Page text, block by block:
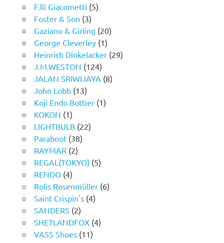
F.lli Giacometti (5)
Foster & Son (3)
Gaziano & Girling (20)
George Cleverley(1)
Heinrich Dinkelacker(29)
J.M.WESTON (124)
JALAN SRIWIJAYA (8)
John Lobb(13)
Koji Endo Bottier(1)
KOKON (1)
LIGHTBULB(22)
Paraboot(38)
RAYMAR (2)
REGAL(TOKYO) (5)
RENDO(4)
Rolis Rosenmüller(6)
Saint Crispin's(4)
SANDERS (2)
SHETLANDFOX(4)
VASS Shoes(11)